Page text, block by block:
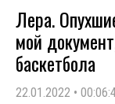
Лера.
мой
баскетбола
22.01.2022 •